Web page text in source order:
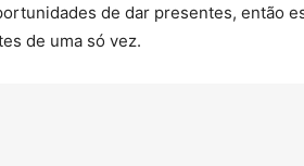
de dar presentes, então
de uma só vez.